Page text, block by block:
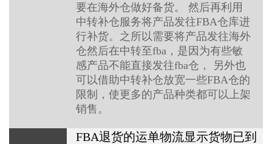
要在海外仓做好备货。 然后再利用
中转补仓服务将产品发往FBA仓库进
行补货。之所以需要将产品发往海外
仓然后在中转至fba，是因为有些敏
感产品不能直接发往fba仓， 另外也
可以借助中转补仓放宽一些FBA仓的
限制，使更多的产品种类都可以上架
销售。
FBA退货的运单物流显示货物已到